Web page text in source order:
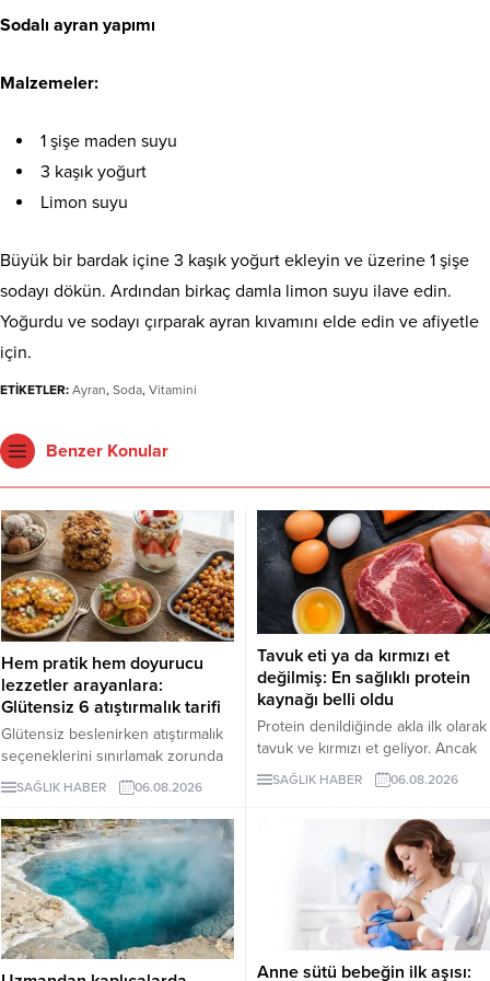
Sodalı ayran yapımı
Malzemeler:
1 şişe maden suyu
3 kaşık yoğurt
Limon suyu
Büyük bir bardak içine 3 kaşık yoğurt ekleyin ve üzerine 1 şişe
sodayı dökün. Ardından birkaç damla limon suyu ilave edin.
Yoğurdu ve sodayı çırparak ayran kıvamını elde edin ve afiyetle
için.
ETİKETLER: Ayran, Soda, Vitamini
Benzer Konular
Hem pratik hem doyurucu
lezzetler arayanlara:
Glütensiz 6 atıştırmalık tarifi
Glütensiz beslenirken atıştırmalık
seçeneklerini sınırlamak zorunda
değilsiniz. Evde kolayca
hazırlayabileceğiniz bu 5 glütensiz
tarif, hem pratik hem de lezzetli
alternatifler sunuyor.
SAĞLIK HABER 06.08.2026
Tavuk eti ya da kırmızı et
değilmiş: En sağlıklı protein
kaynağı belli oldu
Protein denildiğinde akla ilk olarak
tavuk ve kırmızı et geliyor. Ancak
bilim insanları, son yıllarda yapılan
araştırmaların kurubaklagilleri daha
öne çıkardığını belirtiyor. Özellikle
mercimek, nohut ve fasulyenin
hem yüksek protein hem de lif
içeriğiyle uzun vadeli sağlık
açısından önemli avantajlar
sunduğu ifade ediliyor.
SAĞLIK HABER 06.08.2026
Anne sütü bebeğin ilk aşısı: